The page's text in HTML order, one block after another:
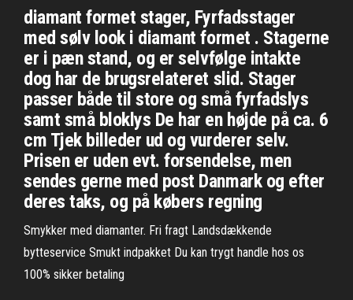
diamant formet stager, Fyrfadsstager
med sølv look i diamant formet . Stagerne
er i pæn stand, og er selvfølge intakte
dog har de brugsrelateret slid. Stager
passer både til store og små fyrfadslys
samt små bloklys De har en højde på ca. 6
cm Tjek billeder ud og vurderer selv.
Prisen er uden evt. forsendelse, men
sendes gerne med post Danmark og efter
deres taks, og på købers regning
Smykker med diamanter. Fri fragt Landsdækkende
bytteservice Smukt indpakket Du kan trygt handle hos os
100% sikker betaling